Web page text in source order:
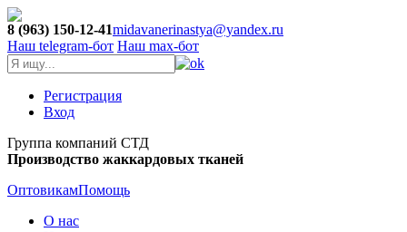
8 (963) 150-12-41midavanerinastya@yandex.ru
Наш telegram-бот Наш max-бот
Регистрация
Вход
Группа компаний СТД
Производство жаккардовых тканей
ОптовикамПомощь
О нас